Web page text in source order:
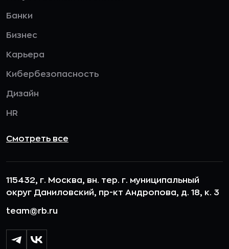
Банки
Бизнес
Карьера
Кибербезопасность
Дизайн
HR
Смотреть все
115432, г. Москва, вн. тер. г. муниципальный
округ Даниловский, пр-кт Андропова, д. 18, к. 3
team@rb.ru